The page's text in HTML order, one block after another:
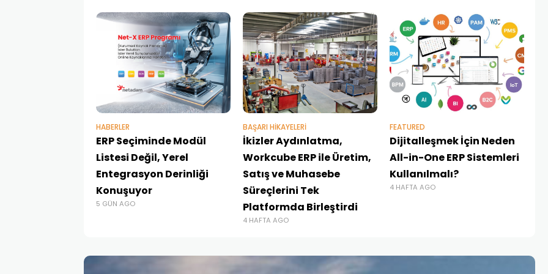
HABERLER
ERP Seçiminde Modül
Listesi Değil, Yerel
Entegrasyon Derinliği
Konuşuyor
5 GÜN AGO
BAŞARI HIKAYELERI
İkizler Aydınlatma,
Workcube ERP ile Üretim,
Satış ve Muhasebe
Süreçlerini Tek
Platformda Birleştirdi
4 HAFTA AGO
FEATURED
Dijitalleşmek İçin Neden
All-in-One ERP Sistemleri
Kullanılmalı?
4 HAFTA AGO